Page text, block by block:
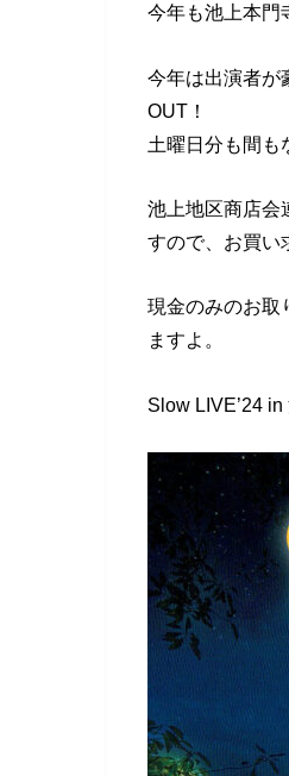
今年も池上本門
今年は出演者が
OUT！
土曜日分も間も
池上地区商店会
すので、お買い
現金のみのお取
ますよ。
Slow LIVE’24